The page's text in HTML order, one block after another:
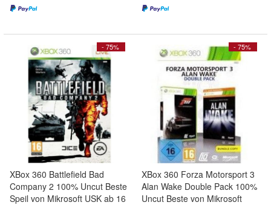
- 75%
XBox 360 Battlefield Bad
Company 2 100% Uncut Beste
Speil von Mikrosoft USK ab 16
- 75%
XBox 360 Forza Motorsport 3
Alan Wake Double Pack 100%
Uncut Beste von Mikrosoft